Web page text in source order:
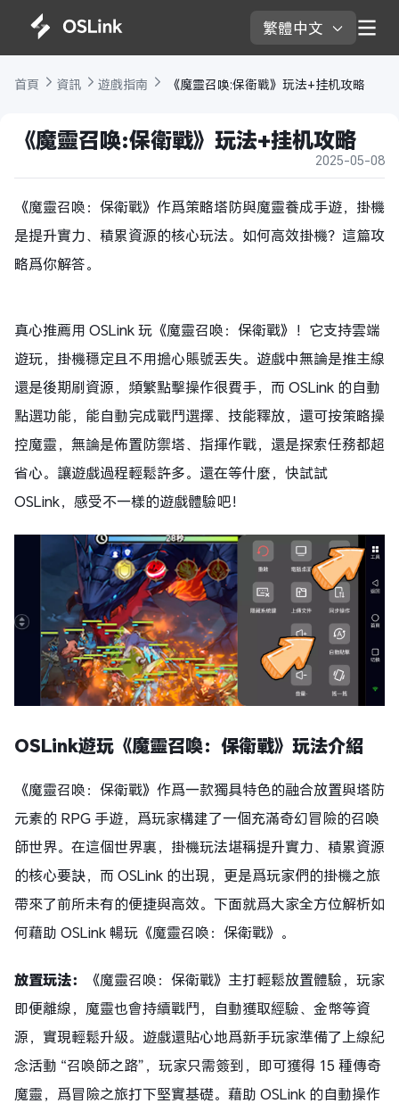
繁體中文
首頁 資訊 遊戲指南 《魔靈召唤:保衛戰》玩法+挂机攻略
《魔靈召唤:保衛戰》玩法+挂机攻略
2025-05-08
《魔靈召喚：保衛戰》作爲策略塔防與魔靈養成手遊，掛機
是提升實力、積累資源的核心玩法。如何高效掛機？這篇攻
略爲你解答。
真心推薦用 OSLink 玩《魔靈召喚：保衛戰》！它支持雲端
遊玩，掛機穩定且不用擔心賬號丟失。遊戲中無論是推主線
還是後期刷資源，頻繁點擊操作很費手，而 OSLink 的自動
點選功能，能自動完成戰鬥選擇、技能釋放，還可按策略操
控魔靈，無論是佈置防禦塔、指揮作戰，還是探索任務都超
省心。讓遊戲過程輕鬆許多。還在等什麼，快試試
OSLink，感受不一樣的遊戲體驗吧！
OSLink遊玩《魔靈召喚：保衛戰》玩法介紹
《魔靈召喚：保衛戰》作爲一款獨具特色的融合放置與塔防
元素的 RPG 手遊，爲玩家構建了一個充滿奇幻冒險的召喚
師世界。在這個世界裏，掛機玩法堪稱提升實力、積累資源
的核心要訣，而 OSLink 的出現，更是爲玩家們的掛機之旅
帶來了前所未有的便捷與高效。下面就爲大家全方位解析如
何藉助 OSLink 暢玩《魔靈召喚：保衛戰》。
放置玩法：
《魔靈召喚：保衛戰》主打輕鬆放置體驗，玩家
即便離線，魔靈也會持續戰鬥，自動獲取經驗、金幣等資
源，實現輕鬆升級。遊戲還貼心地爲新手玩家準備了上線紀
念活動 “召喚師之路”，玩家只需簽到，即可獲得 15 種傳奇
魔靈，爲冒險之旅打下堅實基礎。藉助 OSLink 的自動操作